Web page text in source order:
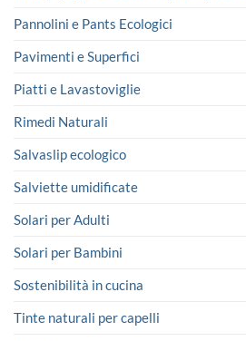
Pannolini e Pants Ecologici
Pavimenti e Superfici
Piatti e Lavastoviglie
Rimedi Naturali
Salvaslip ecologico
Salviette umidificate
Solari per Adulti
Solari per Bambini
Sostenibilità in cucina
Tinte naturali per capelli